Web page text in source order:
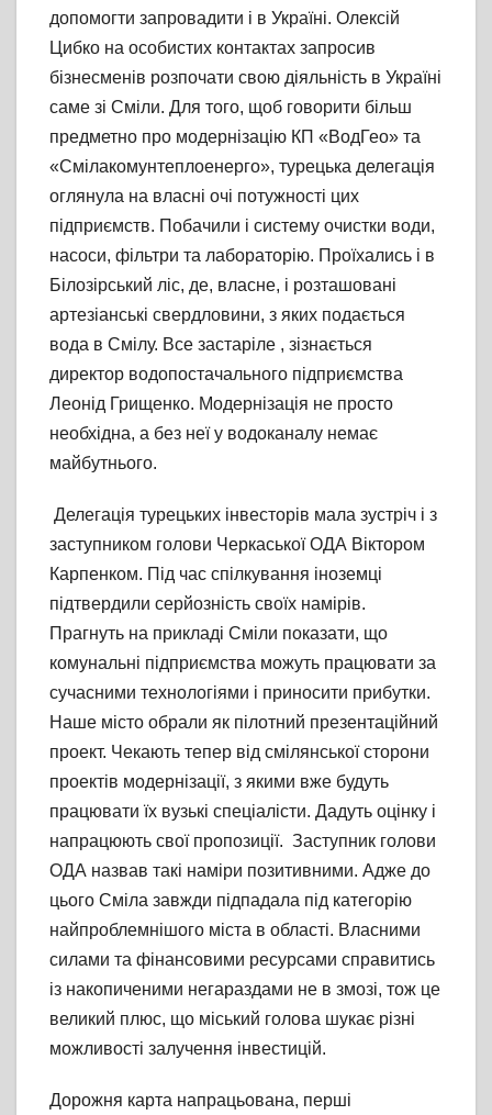
допомогти запровадити і в Україні. Олексій
Цибко на особистих контактах запросив
бізнесменів розпочати свою діяльність в Україні
саме зі Сміли. Для того, щоб говорити більш
предметно про модернізацію КП «ВодГео» та
«Смілакомунтеплоенерго», турецька делегація
оглянула на власні очі потужності цих
підприємств. Побачили і систему очистки води,
насоси, фільтри та лабораторію. Проїхались і в
Білозірський ліс, де, власне, і розташовані
артезіанські свердловини, з яких подається
вода в Смілу. Все застаріле , зізнається
директор водопостачального підприємства
Леонід Грищенко. Модернізація не просто
необхідна, а без неї у водоканалу немає
майбутнього.
Делегація турецьких інвесторів мала зустріч і з
заступником голови Черкаської ОДА Віктором
Карпенком. Під час спілкування іноземці
підтвердили серйозність своїх намірів.
Прагнуть на прикладі Сміли показати, що
комунальні підприємства можуть працювати за
сучасними технологіями і приносити прибутки.
Наше місто обрали як пілотний презентаційний
проект. Чекають тепер від смілянської сторони
проектів модернізації, з якими вже будуть
працювати їх вузькі спеціалісти. Дадуть оцінку і
напрацюють свої пропозиції. Заступник голови
ОДА назвав такі наміри позитивними. Адже до
цього Сміла завжди підпадала під категорію
найпроблемнішого міста в області. Власними
силами та фінансовими ресурсами справитись
із накопиченими негараздами не в змозі, тож це
великий плюс, що міський голова шукає різні
можливості залучення інвестицій.
Дорожня карта напрацьована, перші